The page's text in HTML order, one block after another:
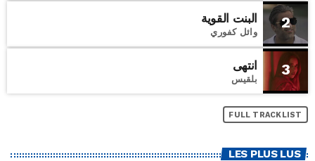
2 البنت القوية
وائل كفوري
3 انتهى
بلقيس
FULL TRACKLIST
LES PLUS LUS